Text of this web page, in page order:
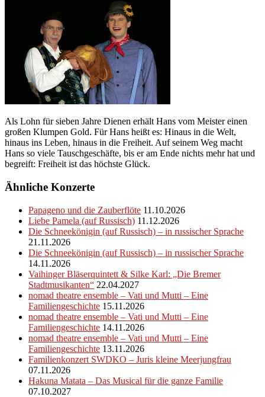
Als Lohn für sieben Jahre Dienen erhält Hans vom Meister einen
großen Klumpen Gold. Für Hans heißt es: Hinaus in die Welt,
hinaus ins Leben, hinaus in die Freiheit. Auf seinem Weg macht
Hans so viele Tauschgeschäfte, bis er am Ende nichts mehr hat und
begreift: Freiheit ist das höchste Glück.
Ähnliche Konzerte
Papageno und die Zauberflöte 11.10.2026
Liebe Pamela (auf Russisch) 11.12.2026
Die Schneekönigin (auf Russisch) – in russischer Sprache
21.11.2026
Die Schneekönigin (auf Russisch) – in russischer Sprache
14.11.2026
Vaihinger Bläserquintett & Silke Karl: „Die Bremer
Stadtmusikanten“ 22.04.2027
nomad theatre ensemble – Vati und Mutti – Eine
Familiengeschichte 15.11.2026
nomad theatre ensemble – Vati und Mutti – Eine
Familiengeschichte 14.11.2026
nomad theatre ensemble – Vati und Mutti – Eine
Familiengeschichte 13.11.2026
Familienkonzert SWDKO – Juris kleine Meerjungfrau
07.11.2026
Hakuna Matata – Das Musical für die ganze Familie
07.10.2027